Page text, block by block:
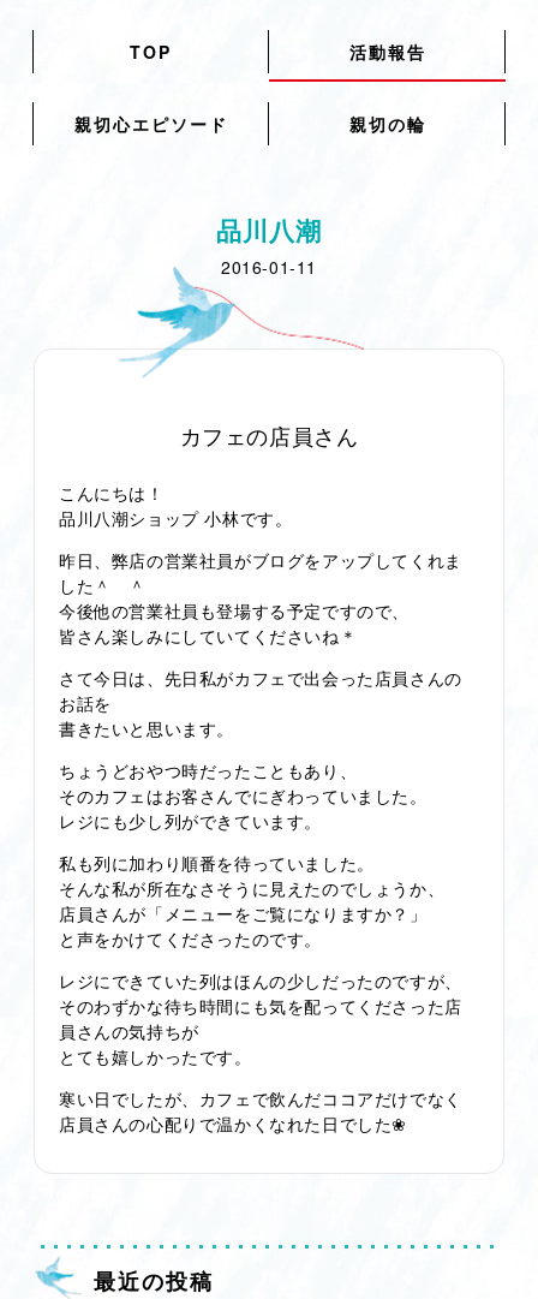
TOP 活動報告
親切心エピソード 親切の輪
品川八潮
2016-01-11
カフェの店員さん
こんにちは！
品川八潮ショップ 小林です。
昨日、弊店の営業社員がブログをアップしてくれま
した＾ ＾
今後他の営業社員も登場する予定ですので、
皆さん楽しみにしていてくださいね＊
さて今日は、先日私がカフェで出会った店員さんの
お話を
書きたいと思います。
ちょうどおやつ時だったこともあり、
そのカフェはお客さんでにぎわっていました。
レジにも少し列ができています。
私も列に加わり順番を待っていました。
そんな私が所在なさそうに見えたのでしょうか、
店員さんが「メニューをご覧になりますか？」
と声をかけてくださったのです。
レジにできていた列はほんの少しだったのですが、
そのわずかな待ち時間にも気を配ってくださった店
員さんの気持ちが
とても嬉しかったです。
寒い日でしたが、カフェで飲んだココアだけでなく
店員さんの心配りで温かくなれた日でした❀
最近の投稿